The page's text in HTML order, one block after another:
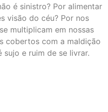
é sinistro? Por alimentar
visão do céu? Por nos
multiplicam em nossas
cobertos com a maldição
sujo e ruim de se livrar.